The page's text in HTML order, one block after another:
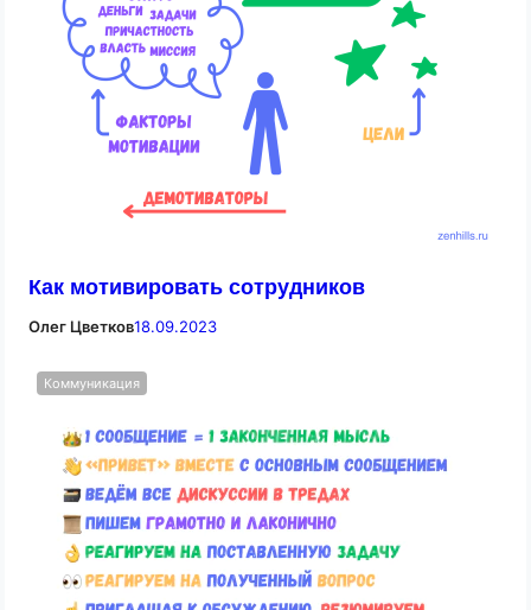
Как мотивировать сотрудников
Олег Цветков18.09.2023
Коммуникация